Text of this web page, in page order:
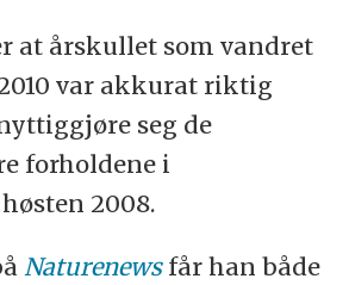
at årskullet som vandret
var akkurat riktig
seg de
forholdene i
2008.
Naturenewsfår han både